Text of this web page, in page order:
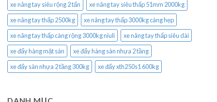
xe nâng tay siêu rộng 2 tấn
xe nâng tay siêu thấp 51mm 2000kg
xe nâng tay thấp 2500kg
xe nâng tay thấp 3000kg càng hẹp
xe nâng tay thấp càng rộng 3000kg niuli
xe nâng tay thấp siêu dài
xe đẩy hàng mặt sàn
xe đẩy hàng sàn nhựa 2 tầng
xe đẩy sàn nhựa 2 tầng 300kg
xe đẩy xth250s1 600kg